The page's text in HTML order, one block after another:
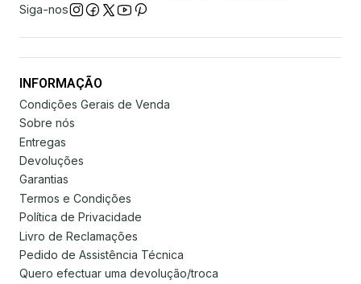
Siga-nos
INFORMAÇÃO
Condições Gerais de Venda
Sobre nós
Entregas
Devoluções
Garantias
Termos e Condições
Política de Privacidade
Livro de Reclamações
Pedido de Assistência Técnica
Quero efectuar uma devolução/troca